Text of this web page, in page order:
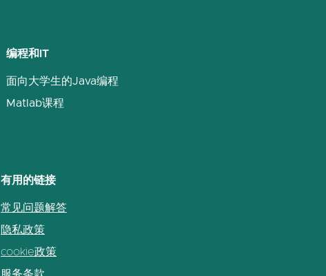
编程和IT
面向大学生的Java编程
Matlab课程
有用的链接
常见问题解答
隐私政策
cookie政策